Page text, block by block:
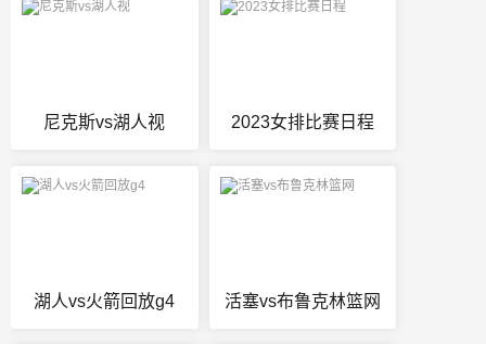
尼克斯vs湖人视 2023女排比赛日程
湖人vs火箭回放g4 活塞vs布鲁克林篮网